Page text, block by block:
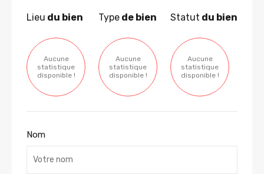
Lieu du bien
Aucune
statistique
disponible !
Type de bien
Aucune
statistique
disponible !
Statut du bien
Aucune
statistique
disponible !
Nom